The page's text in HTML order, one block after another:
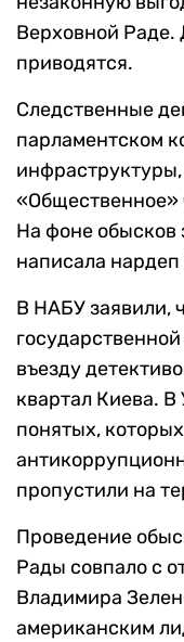
Верховной Раде.
приводятся.
Следственные
парламентском
«Общественное»
На фоне обысков
написала
В НАБУ заявили,
въезду
квартал Киева. В
понятых,
пропустили на
Проведение
Рады совпало с
Владимира
американским